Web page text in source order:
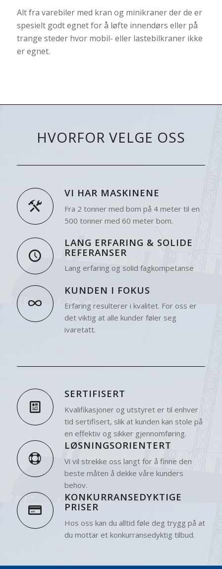
Alt fra varebiler med kran og minikraner der de er
spesielt godt egnet for å løfte innendørs eller på
trange steder hvor mobil- eller lastebilkraner ikke
er egnet.
HVORFOR VELGE OSS
VI HAR MASKINENE
Fra 2 tonner med bom på 4 meter til en
500 tonner med 60 meter bom.
LANG ERFARING & SOLIDE
REFERANSER
Lang erfaring og solid fagkompetanse
KUNDEN I FOKUS
Erfaring resulterer i kvalitet. For oss er
det viktig at alle kunder føler seg
ivaretatt.
SERTIFISERT
Kvalifikasjoner og utstyret er til enhver
tid sertifisert, slik at kunden kan stole på
en effektiv og sikker gjennomføring.
LØSNINGSORIENTERT
Vi vil strekke oss langt for å finne den
beste måten å dekke våre kunders
behov.
KONKURRANSEDYKTIGE
PRISER
Hos oss kan du alltid føle deg trygg på at
du mottar et konkurransedyktig tilbud.